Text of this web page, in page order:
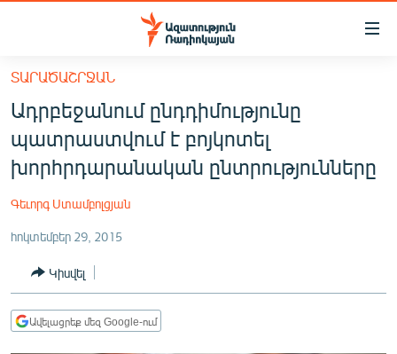
Մատչելիության
հիմնական
բովանդակությանը
հիմնական
մենյուին
ՀԱՅԱՍՏԱՆ
ՔԱՂԱՔԱԿԱՆ
ՏՆՏԵՍՈՒԹՅՈՒՆ
ՂԱՐԱԲԱՂ
ՏԱՐԱԾԱՇՐՋԱՆ
Ադրբեջանում ընդդիմությունը
պատրաստվում է բոյկոտել
խորհրդարանական ընտրությունները
Գեւորգ Ստամբոլցյան
հոկտեմբեր 29, 2015
Կիսվել
Ավելացրեք մեզ Google-ում